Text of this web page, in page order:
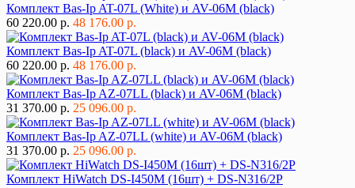
Комплект Bas-Ip AT-07L (White) и AV-06M (black)
60 220.00 р. 48 176.00 р.
Комплект Bas-Ip AT-07L (black) и AV-06M (black)
60 220.00 р. 48 176.00 р.
Комплект Bas-Ip AZ-07LL (black) и AV-06M (black)
31 370.00 р. 25 096.00 р.
Комплект Bas-Ip AZ-07LL (white) и AV-06M (black)
31 370.00 р. 25 096.00 р.
Комплект HiWatch DS-I450M (16шт) + DS-N316/2P